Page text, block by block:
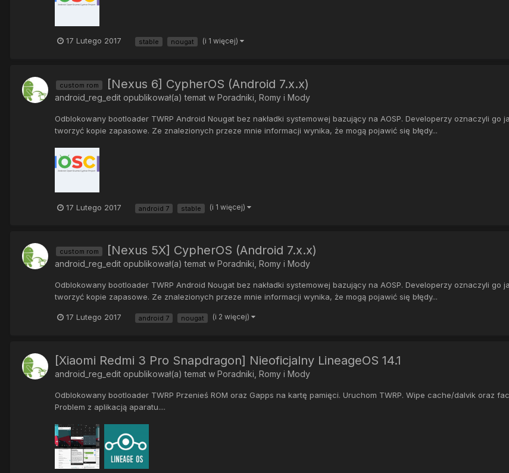
17 Lutego 2017 stable nougat (i 1 więcej)
custom rom [Nexus 6] CypherOS (Android 7.x.x)
android_reg_edit opublikował(a) temat w Poradniki, Romy i Mody
Odblokowany bootloader TWRP Android Nougat bez nakładki systemowej bazujący na AOSP. Developerzy oznaczyli
tworzyć kopie zapasowe. Ze znalezionych przeze mnie informacji wynika, że mogą pojawić się błędy...
17 Lutego 2017 android 7 stable (i 1 więcej)
custom rom [Nexus 5X] CypherOS (Android 7.x.x)
android_reg_edit opublikował(a) temat w Poradniki, Romy i Mody
Odblokowany bootloader TWRP Android Nougat bez nakładki systemowej bazujący na AOSP. Developerzy oznaczyli
tworzyć kopie zapasowe. Ze znalezionych przeze mnie informacji wynika, że mogą pojawić się błędy...
17 Lutego 2017 android 7 nougat (i 2 więcej)
[Xiaomi Redmi 3 Pro Snapdragon] Nieoficjalny LineageOS 14.1
android_reg_edit opublikował(a) temat w Poradniki, Romy i Mody
Odblokowany bootloader TWRP Przenieś ROM oraz Gapps na kartę pamięci. Uruchom TWRP. Wipe cache/dalvik oraz
Problem z aplikacją aparatu....